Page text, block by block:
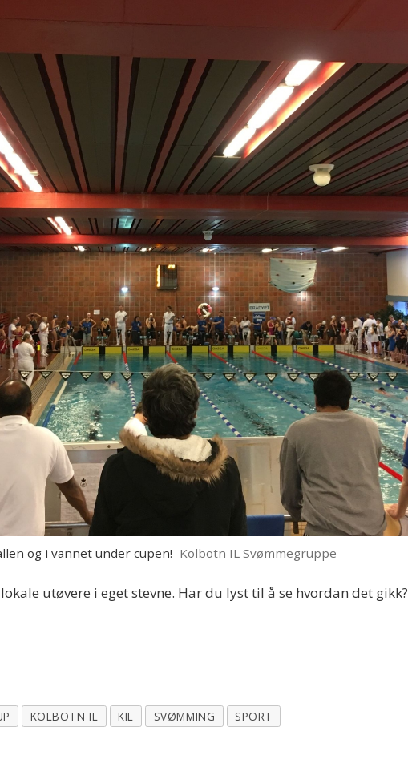
og i vannet under cupen! Kolbotn IL Svømmegruppe
utøvere i eget stevne. Har du lyst til å se hvordan det gikk?
KOLBOTN IL KIL SVØMMING SPORT